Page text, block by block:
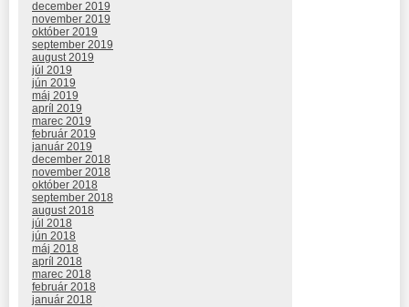
december 2019
november 2019
október 2019
september 2019
august 2019
júl 2019
jún 2019
máj 2019
apríl 2019
marec 2019
február 2019
január 2019
december 2018
november 2018
október 2018
september 2018
august 2018
júl 2018
jún 2018
máj 2018
apríl 2018
marec 2018
február 2018
január 2018